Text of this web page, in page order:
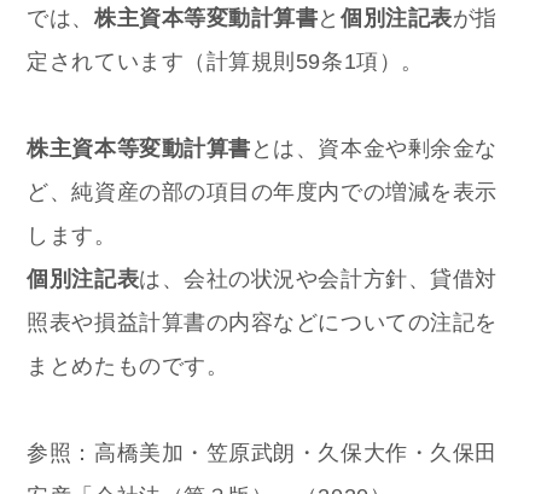
では、株主資本等変動計算書と 個別注記表が指
定されています（計算規則59条1項）。
株主資本等変動計算書 とは、資本金や剰余金な
ど、純資産の部の項目の年度内での増減を表示
します。
個別注記表は、会社の状況や会計方針、貸借対
照表や損益計算書の内容などについての注記を
まとめたものです。
参照：高橋美加・笠原武朗・久保大作・久保田